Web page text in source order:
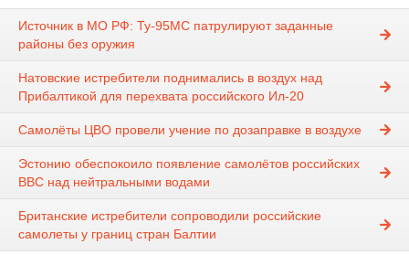
Источник в МО РФ: Ту-95МС патрулируют заданные
районы без оружия
Натовские истребители поднимались в воздух над
Прибалтикой для перехвата российского Ил-20
Самолёты ЦВО провели учение по дозаправке в воздухе
Эстонию обеспокоило появление самолётов российских
ВВС над нейтральными водами
Британские истребители сопроводили российские
самолеты у границ стран Балтии